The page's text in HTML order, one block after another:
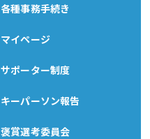
各種事務手続き
マイページ
サポーター制度
キーパーソン報告
褒賞選考委員会